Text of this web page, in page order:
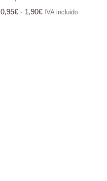
0,95€ - 1,90€ IVA incluido